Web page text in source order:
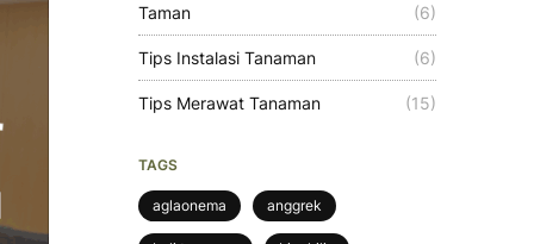
Taman (6)
Tips Instalasi Tanaman (6)
Tips Merawat Tanaman (15)
TAGS
aglaonema anggrek